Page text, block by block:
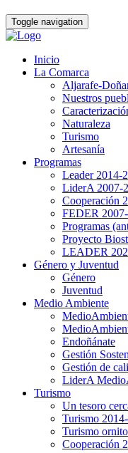
Toggle navigation
Inicio
La Comarca
Aljarafe-
Nuestros
Naturaleza
Turismo
Artesanía
Programas
Leader 2014-
LiderA 2007-
Cooperación
FEDER
Programas
Proyecto
LEADER
Género y Juventud
Género
Juventud
Medio Ambiente
Endoñánate
Gestión
Gestión de
LiderA
Turismo
Un tesoro
Turismo
Turismo
Cooperación